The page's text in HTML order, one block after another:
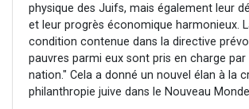
physique des Juifs, mais également leur
et leur progrès économique harmonieux.
condition contenue dans la directive
pauvres parmi eux sont pris en charge par
nation." Cela a donné un nouvel élan à la
philanthropie juive dans le Nouveau